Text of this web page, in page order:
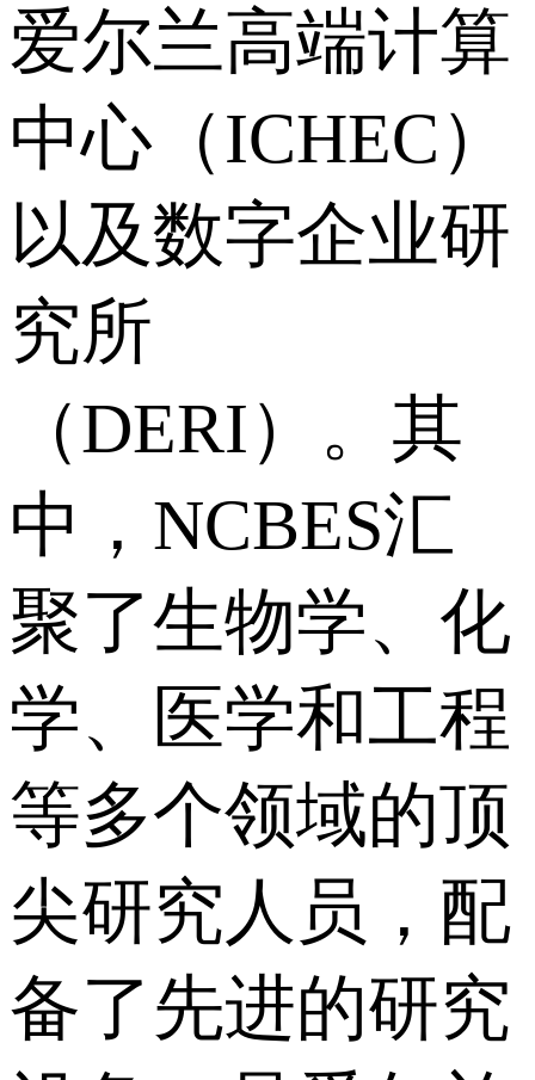
爱尔兰高端计算
中心（ICHEC）
以及数字企业研
究所
（DERI）。其
中，NCBES汇
聚了生物学、化
学、医学和工程
等多个领域的顶
尖研究人员，配
备了先进的研究